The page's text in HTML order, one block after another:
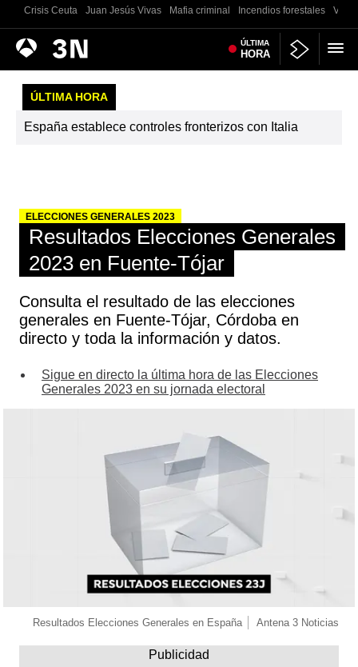
Crisis Ceuta Juan Jesús Vivas Mafia criminal Incendios forestales
Antena
3
Noticias ÚLTIMA
HORA
ÚLTIMA HORA
España establece controles fronterizos con Italia
ELECCIONES GENERALES 2023
Resultados Elecciones Generales
2023 en Fuente-Tójar
Consulta el resultado de las elecciones
generales en Fuente-Tójar, Córdoba en
directo y toda la información y datos.
Sigue en directo la última hora de las Elecciones
Generales 2023 en su jornada electoral
Resultados Elecciones Generales en España Antena 3 Noticias